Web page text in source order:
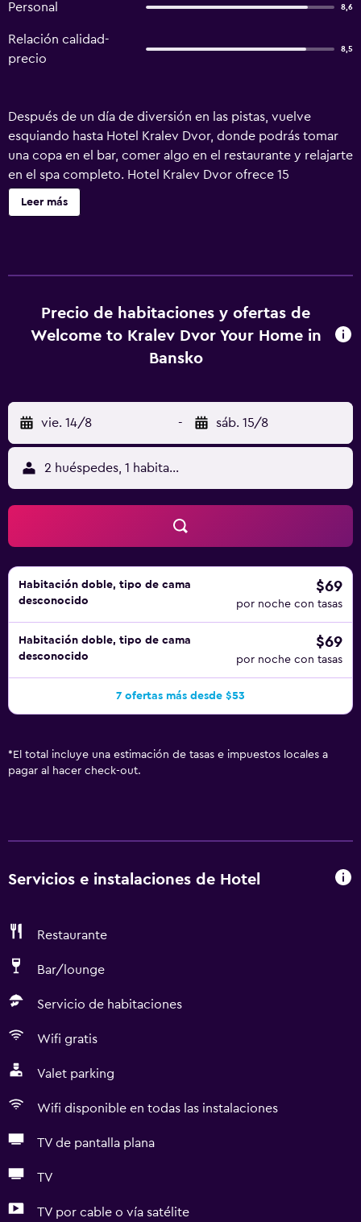
Personal 8,6
Relación calidad-
precio
8,5
Después de un día de diversión en las pistas, vuelve
esquiando hasta Hotel Kralev Dvor, donde podrás tomar
una copa en el bar, comer algo en el restaurante y relajarte
en el spa completo. Hotel Kralev Dvor ofrece 15
alojamientos con lavadora/secadora y minibar. Las
habitaciones disponen de balcón. Se ofrece televisión por
escritorio y cajas fuertes. Las habitaciones también
incluyen secador de pelo y cortinas opacas. Es posible
solicitar masajes en la habitación y secador de pelo. Se
directo a las pistas de esquí y sauna. Se pueden practicar
las actividades de ocio y esparcimiento que se indican
más abajo en las instalaciones o cerca del alojamiento (es
posible que se aplique un recargo).
Leer más
Precio de habitaciones y ofertas de
Welcome to Kralev Dvor Your Home in
Bansko
vie. 14/8 - sáb. 15/8
2 huéspedes, 1 habitación
Habitación doble, tipo de cama
desconocido
$69
por noche con tasas
Habitación doble, tipo de cama
desconocido
$69
por noche con tasas
7 ofertas más desde $53
* El total incluye una estimación de tasas e impuestos locales a
pagar al hacer check-out.
Servicios e instalaciones de Hotel
Restaurante
Bar/lounge
Servicio de habitaciones
Wifi gratis
Valet parking
Wifi disponible en todas las instalaciones
TV de pantalla plana
TV
TV por cable o vía satélite